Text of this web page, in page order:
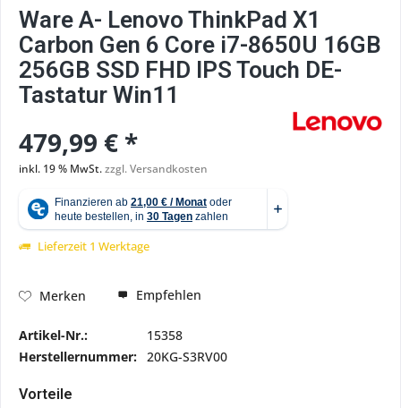
Ware A- Lenovo ThinkPad X1
Carbon Gen 6 Core i7-8650U 16GB
256GB SSD FHD IPS Touch DE-
Tastatur Win11
479,99 € *
inkl. 19 % MwSt.zzgl. Versandkosten
Lieferzeit 1 Werktage
Merken Empfehlen
Artikel-Nr.:
15358
Herstellernummer: 20KG-S3RV00
Vorteile